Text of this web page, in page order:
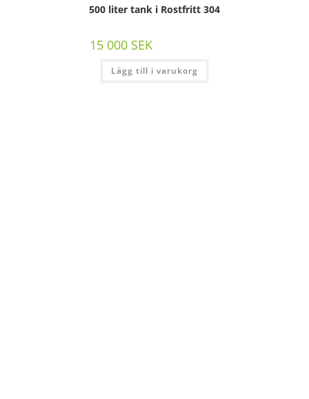
500 liter tank i Rostfritt 304
15 000 SEK
Lägg till i varukorg